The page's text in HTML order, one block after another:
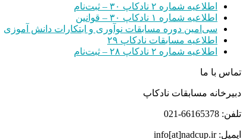
اطلاعیه شماره ۲ نادکاپ ۳۰ – ثبت‌نام
اطلاعیه شماره ۱ نادکاپ ۳۰ – قوانین
سی‌امین دوره مسابقات نوآوری و ابتکارات دانش آموزی
اطلاعیه مسابقات نادکاپ ۲۹
اطلاعیه شماره ۲ نادکاپ ۲۸ – ثبت‌نام
تماس با ما
دبیرخانه مسابقات نادکاپ
تلفن: 66165378-021
ایمیل: info[at]nadcup.ir